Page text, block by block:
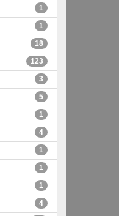
1
1
18
123
3
5
1
4
1
1
1
4